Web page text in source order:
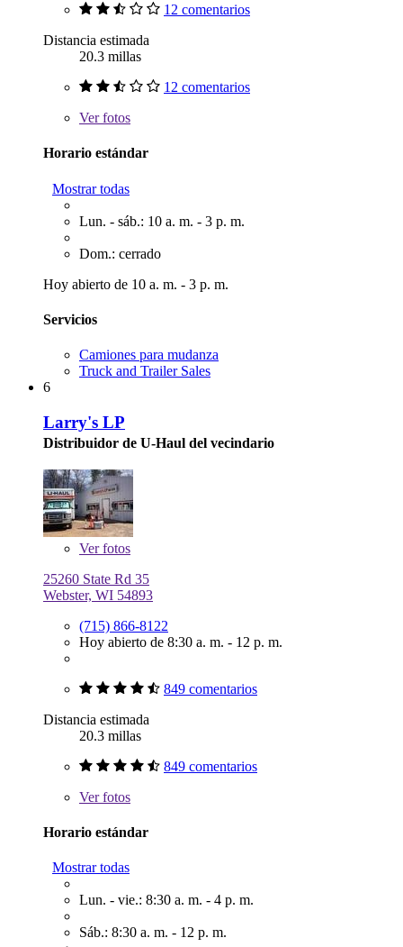
12 comentarios
Distancia estimada
20.3 millas
12 comentarios
Verfotos
Horario estándar
Mostrar todas
Lun. - sáb.: 10 a. m. - 3 p. m.
Dom.: cerrado
Hoy abierto de 10 a. m. - 3 p. m.
Servicios
Camiones para mudanza
Truck and Trailer Sales
6
Larry's LP
Distribuidor de U-Haul del vecindario
Verfotos
25260 State Rd 35
Webster, WI 54893
(715) 866-8122
Hoy abierto de 8:30 a. m. - 12 p. m.
849 comentarios
Distancia estimada
20.3 millas
849 comentarios
Verfotos
Horario estándar
Mostrar todas
Lun. - vie.: 8:30 a. m. - 4 p. m.
Sáb.: 8:30 a. m. - 12 p. m.